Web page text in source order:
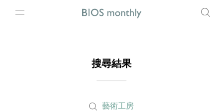
搜尋結果
藝術工房